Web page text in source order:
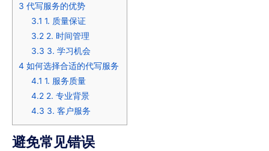
3 代写服务的优势
3.1 1. 质量保证
3.22. 时间管理
3.3 3. 学习机会
4 如何选择合适的代写服务
4.1 1. 服务质量
4.22. 专业背景
4.3 3. 客户服务
避免常见错误